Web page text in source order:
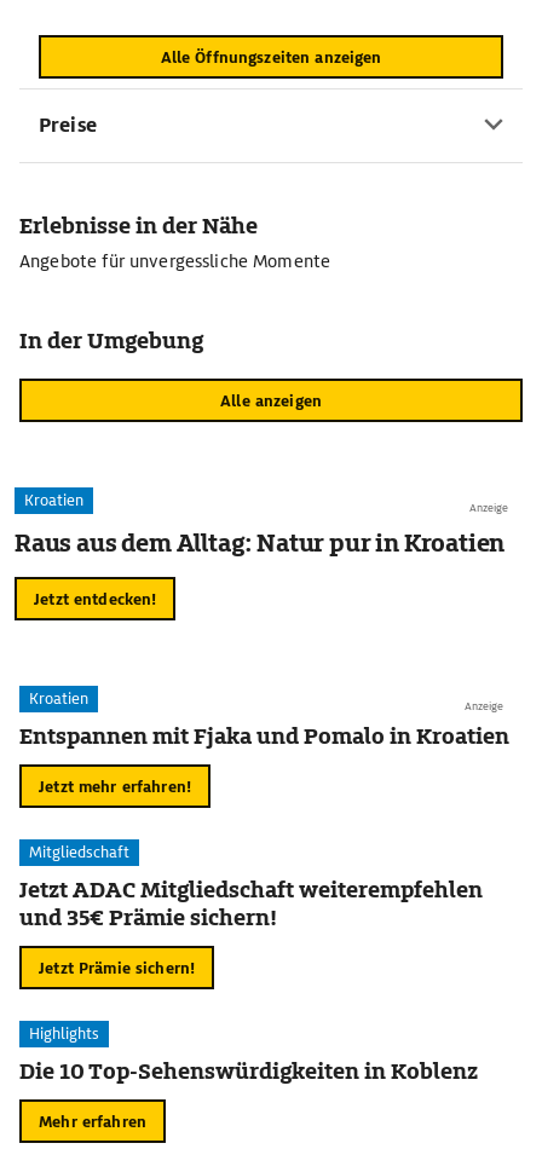
Alle Öffnungszeiten anzeigen
Preise
Erlebnisse in der Nähe
Angebote für unvergessliche Momente
In der Umgebung
Alle anzeigen
Anzeige
Kroatien
Raus aus dem Alltag: Natur pur in Kroatien
Jetzt entdecken!
Anzeige
Kroatien
Entspannen mit Fjaka und Pomalo in Kroatien
Jetzt mehr erfahren!
Mitgliedschaft
Jetzt ADAC Mitgliedschaft weiterempfehlen
und 35€ Prämie sichern!
Jetzt Prämie sichern!
Highlights
Die 10 Top-Sehenswürdigkeiten in Koblenz
Mehr erfahren